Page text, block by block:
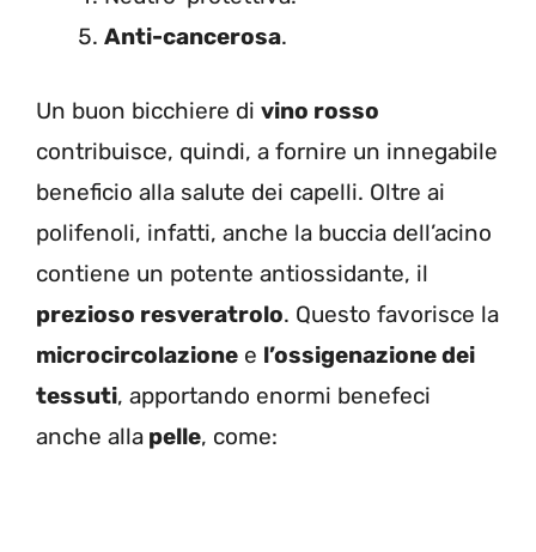
Anti-cancerosa.
Un buon bicchiere di vino rosso
contribuisce, quindi, a fornire un innegabile
beneficio alla salute dei capelli. Oltre ai
polifenoli, infatti, anche la buccia dell’acino
contiene un potente antiossidante, il
prezioso resveratrolo. Questo favorisce la
microcircolazione e l’ossigenazione dei
tessuti, apportando enormi benefeci
anche alla pelle, come: